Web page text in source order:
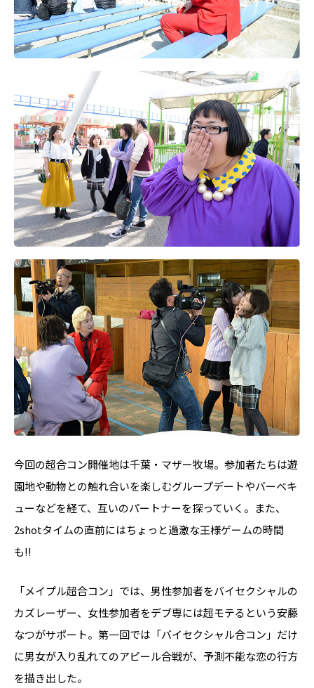
今回の超合コン開催地は千葉・マザー牧場。参加者たちは遊
園地や動物との触れ合いを楽しむグループデートやバーベキ
ューなどを経て、互いのパートナーを探っていく。また、
2shotタイムの直前にはちょっと過激な王様ゲームの時間
も!!
「メイプル超合コン」では、男性参加者をバイセクシャルの
カズレーザー、女性参加者をデブ専には超モテるという安藤
なつがサポート。第一回では「バイセクシャル合コン」だけ
に男女が入り乱れてのアピール合戦が、予測不能な恋の行方
を描き出した。